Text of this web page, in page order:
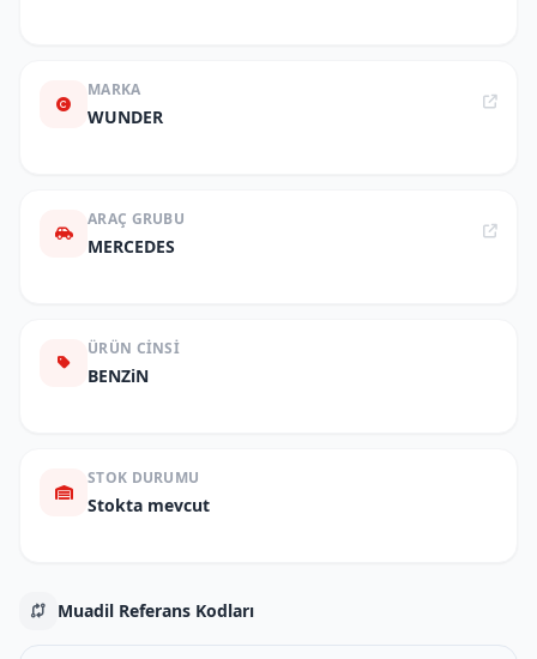
MARKA
WUNDER
ARAÇ GRUBU
MERCEDES
ÜRÜN CINSI
BENZiN
STOK DURUMU
Stokta mevcut
Muadil Referans Kodları